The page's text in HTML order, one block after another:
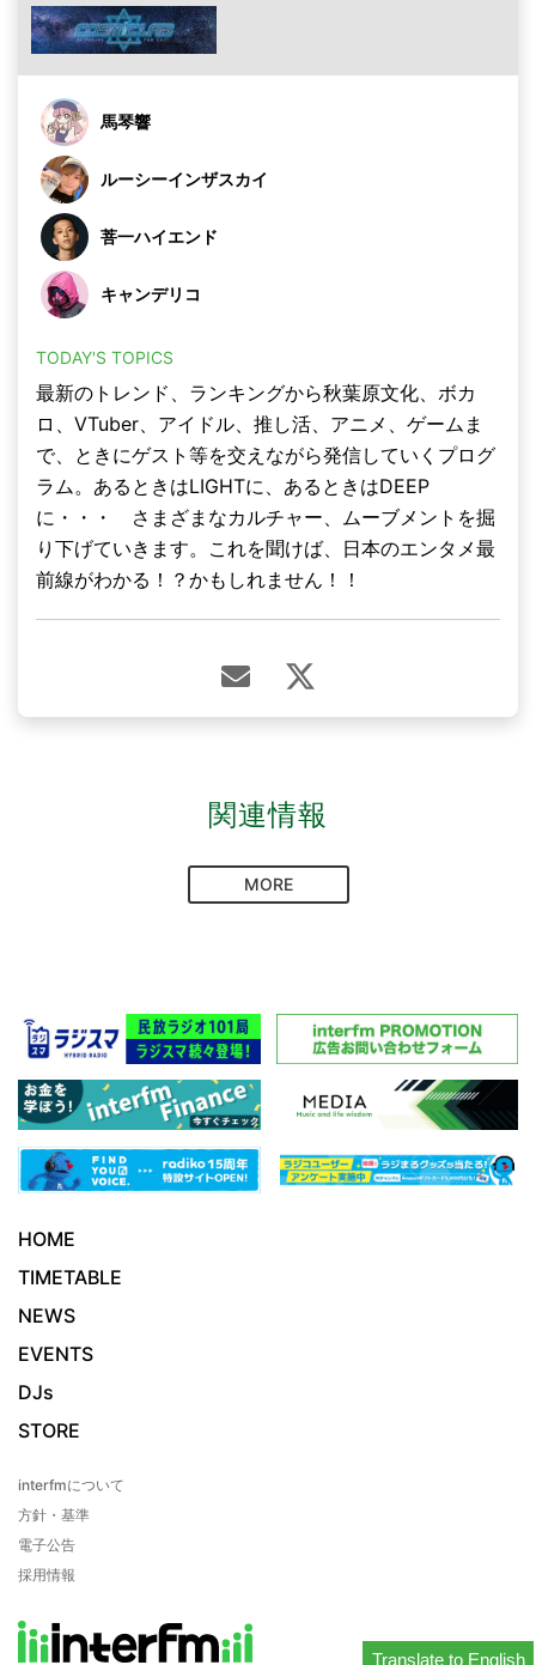
馬琴響
ルーシーインザスカイ
菩一ハイエンド
キャンデリコ
TODAY'S TOPICS
最新のトレンド、ランキングから秋葉原文化、ボカ
ロ、VTuber、アイドル、推し活、アニメ、ゲームま
で、ときにゲスト等を交えながら発信していくプログ
ラム。あるときはLIGHTに、あるときはDEEP
に・・・ さまざまなカルチャー、ムーブメントを掘
り下げていきます。これを聞けば、日本のエンタメ最
前線がわかる！？かもしれません！！
関連情報
MORE
Translate to English
HOME
TIMETABLE
NEWS
EVENTS
DJs
STORE
interfmについて
方針・基準
電子公告
採用情報